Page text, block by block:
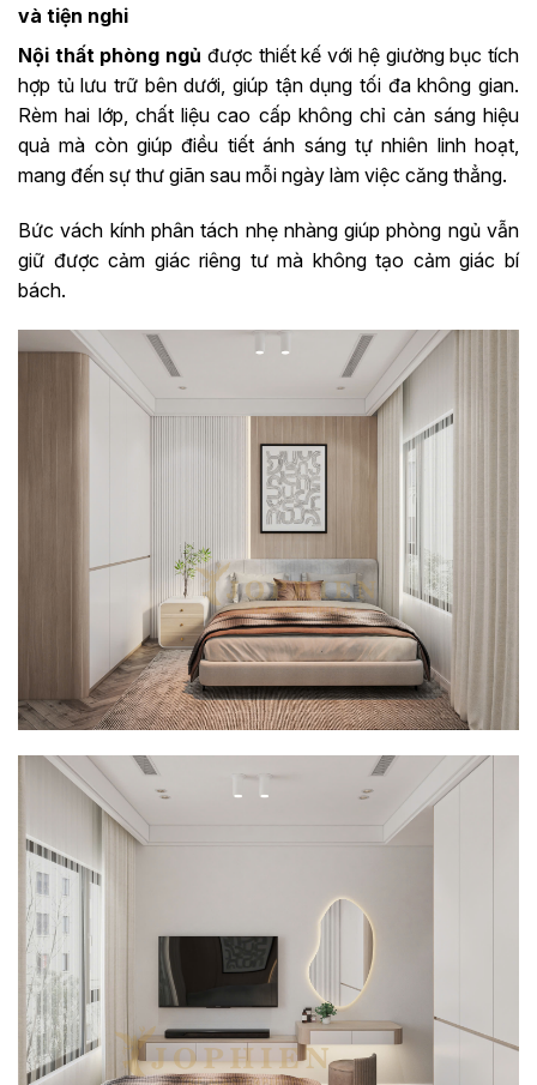
và tiện nghi
Nội thất phòng ngủ được thiết kế với hệ giường bục tích
hợp tủ lưu trữ bên dưới, giúp tận dụng tối đa không gian.
Rèm hai lớp, chất liệu cao cấp không chỉ cản sáng hiệu
quả mà còn giúp điều tiết ánh sáng tự nhiên linh hoạt,
mang đến sự thư giãn sau mỗi ngày làm việc căng thẳng.
Bức vách kính phân tách nhẹ nhàng giúp phòng ngủ vẫn
giữ được cảm giác riêng tư mà không tạo cảm giác bí
bách.